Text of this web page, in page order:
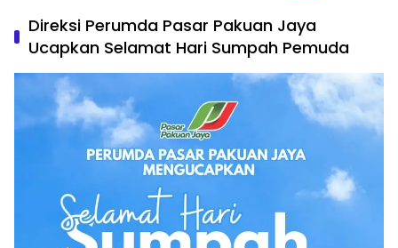
Direksi Perumda Pasar Pakuan Jaya
Ucapkan Selamat Hari Sumpah Pemuda